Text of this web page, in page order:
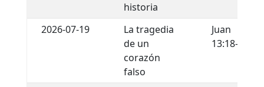
historia
2026-07-19
La tragedia
de un
corazón
falso
Juan
13:18-22